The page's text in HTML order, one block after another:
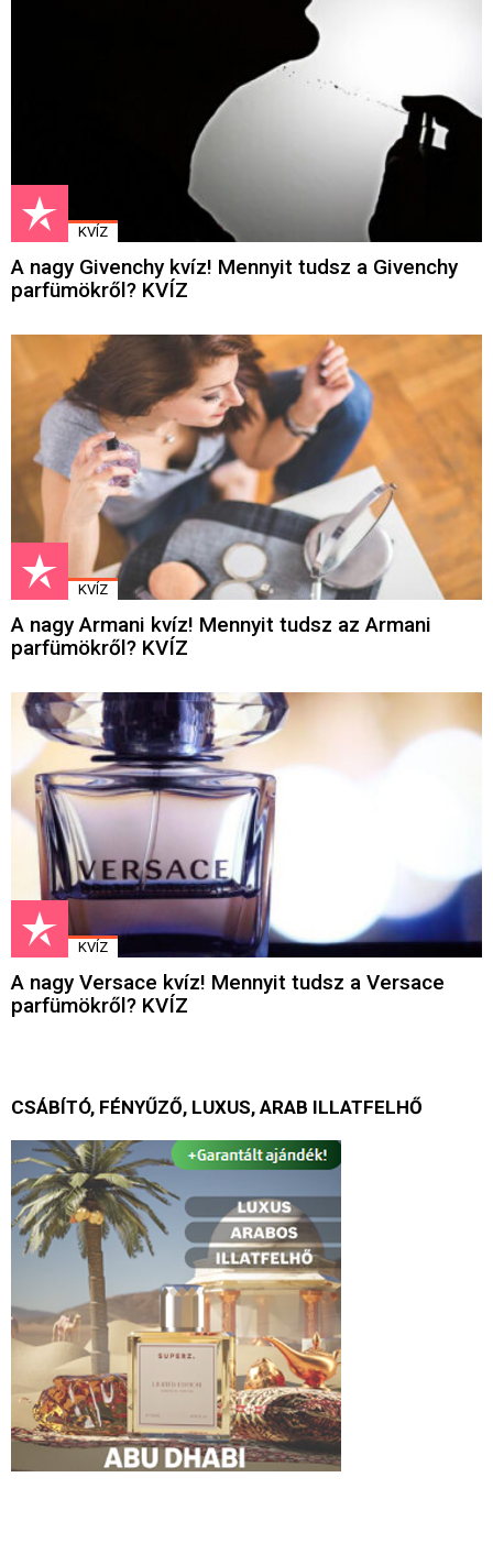
KVÍZ
A nagy Givenchy kvíz! Mennyit tudsz a Givenchy
parfümökről? KVÍZ
KVÍZ
A nagy Armani kvíz! Mennyit tudsz az Armani
parfümökről? KVÍZ
KVÍZ
A nagy Versace kvíz! Mennyit tudsz a Versace
parfümökről? KVÍZ
CSÁBÍTÓ, FÉNYŰZŐ, LUXUS, ARAB ILLATFELHŐ